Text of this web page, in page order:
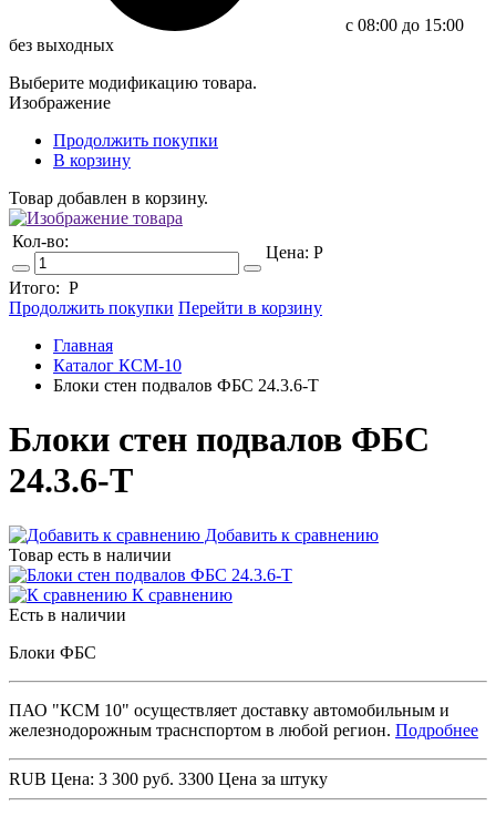
c 08:00 до 15:00
без выходных
Выберите модификацию товара.
Изображение
Продолжить покупки
В корзину
Товар добавлен в корзину.
Кол-во:
Цена: Р
Итого: Р
Продолжить покупки Перейти в корзину
Главная
Каталог КСМ-10
Блоки стен подвалов ФБС 24.3.6-Т
Блоки стен подвалов ФБС
24.3.6-Т
Добавить к сравнению
Товар есть в наличии
К сравнению
Есть в наличии
Блоки ФБС
ПАО "КСМ 10" осуществляет доставку автомобильным и
железнодорожным траснспортом в любой регион. Подробнее
RUB Цена: 3 300 руб. 3300 Цена за штуку